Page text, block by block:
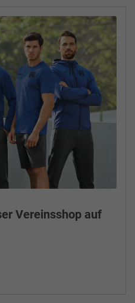
Vereinsshop auf